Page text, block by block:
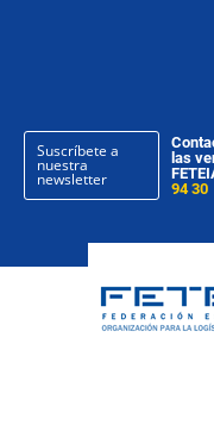
Suscríbete a
nuestra
newsletter
las
94 30